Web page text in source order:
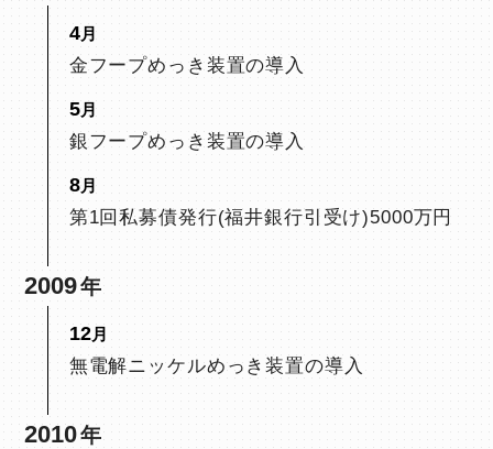
4
金フープめっき装置の導入
5
銀フープめっき装置の導入
8
第1回私募債発行(福井銀行引受け)5000万円
2009
12
無電解ニッケルめっき装置の導入
2010